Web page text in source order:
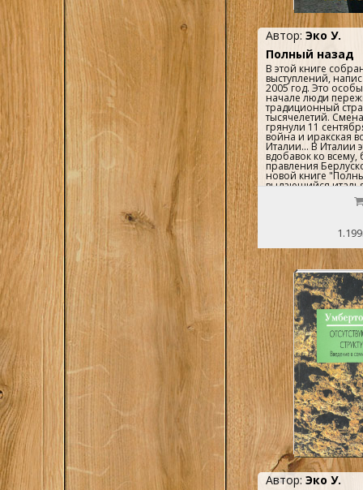
Автор: Эко У.
Полный назад
В этой книге
выступлений,
2005 год. Это
начале люди
традиционный
тысячелетий.
грянули 11
война и иракская
Италии... В Италии
вдобавок ко
правления
новой книге
выдающийся
Умберто Эко
современности - о
Автор: Эко У.